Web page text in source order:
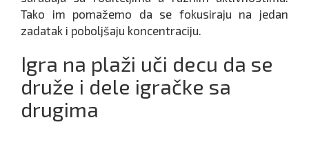
Tako im pomažemo da se fokusiraju na jedan
zadatak i poboljšaju koncentraciju.
Igra na plaži uči decu da se
druže i dele igračke sa
drugima